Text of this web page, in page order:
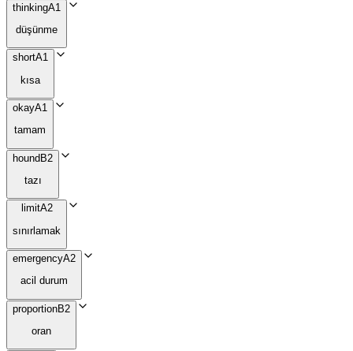
thinkingA1
düşünme
shortA1
kısa
okayA1
tamam
houndB2
tazı
limitA2
sınırlamak
emergencyA2
acil durum
proportionB2
oran